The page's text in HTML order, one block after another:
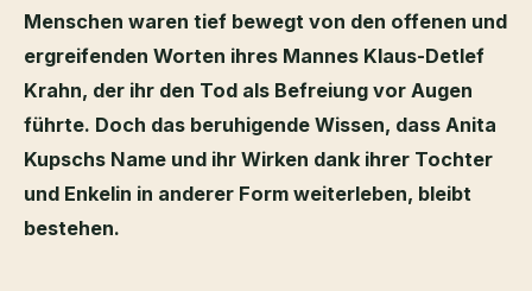
Menschen waren tief bewegt von den offenen und
ergreifenden Worten ihres Mannes Klaus-Detlef
Krahn, der ihr den Tod als Befreiung vor Augen
führte. Doch das beruhigende Wissen, dass Anita
Kupschs Name und ihr Wirken dank ihrer Tochter
und Enkelin in anderer Form weiterleben, bleibt
bestehen.